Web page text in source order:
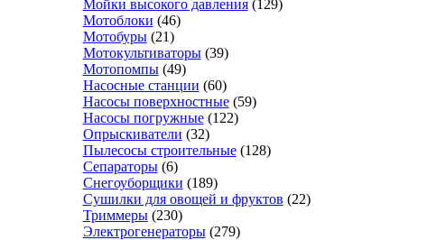
Мойки высокого давления (129)
Мотоблоки (46)
Мотобуры (21)
Мотокультиваторы (39)
Мотопомпы (49)
Насосные станции (60)
Насосы поверхностные (59)
Насосы погружные (122)
Опрыскиватели (32)
Пылесосы строительные (128)
Сепараторы (6)
Снегоуборщики (189)
Сушилки для овощей и фруктов (22)
Триммеры (230)
Электрогенераторы (279)